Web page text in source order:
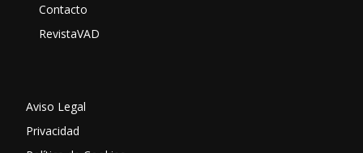
Contacto
RevistaVAD
Aviso Legal
Privacidad